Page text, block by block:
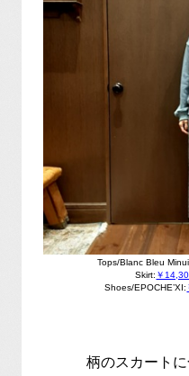
Tops/Blanc Bleu
Skirt: ￥
Shoes/EPOCHE’XI:
柄のスカートに